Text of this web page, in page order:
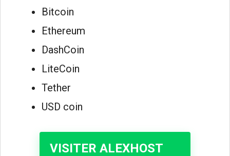
Bitcoin
Ethereum
DashCoin
LiteCoin
Tether
USD coin
VISITER ALEXHOST